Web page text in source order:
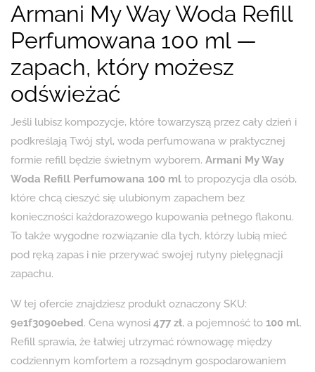
Armani My Way Woda Refill
Perfumowana 100 ml —
zapach, który możesz
odświeżać
Jeśli lubisz kompozycje, które towarzyszą przez cały dzień i
podkreślają Twój styl, woda perfumowana w praktycznej
formie refill będzie świetnym wyborem. Armani My Way
Woda Refill Perfumowana 100 ml to propozycja dla osób,
które chcą cieszyć się ulubionym zapachem bez
konieczności każdorazowego kupowania pełnego flakonu.
To także wygodne rozwiązanie dla tych, którzy lubią mieć
pod ręką zapas i nie przerywać swojej rutyny pielęgnacji
zapachu.
W tej ofercie znajdziesz produkt oznaczony SKU:
9e1f3090ebed. Cena wynosi 477 zł, a pojemność to 100 ml.
Refill sprawia, że łatwiej utrzymać równowagę między
codziennym komfortem a rozsądnym gospodarowaniem